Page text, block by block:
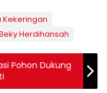
Kekeringan
Herdihansah
Pohon Dukung